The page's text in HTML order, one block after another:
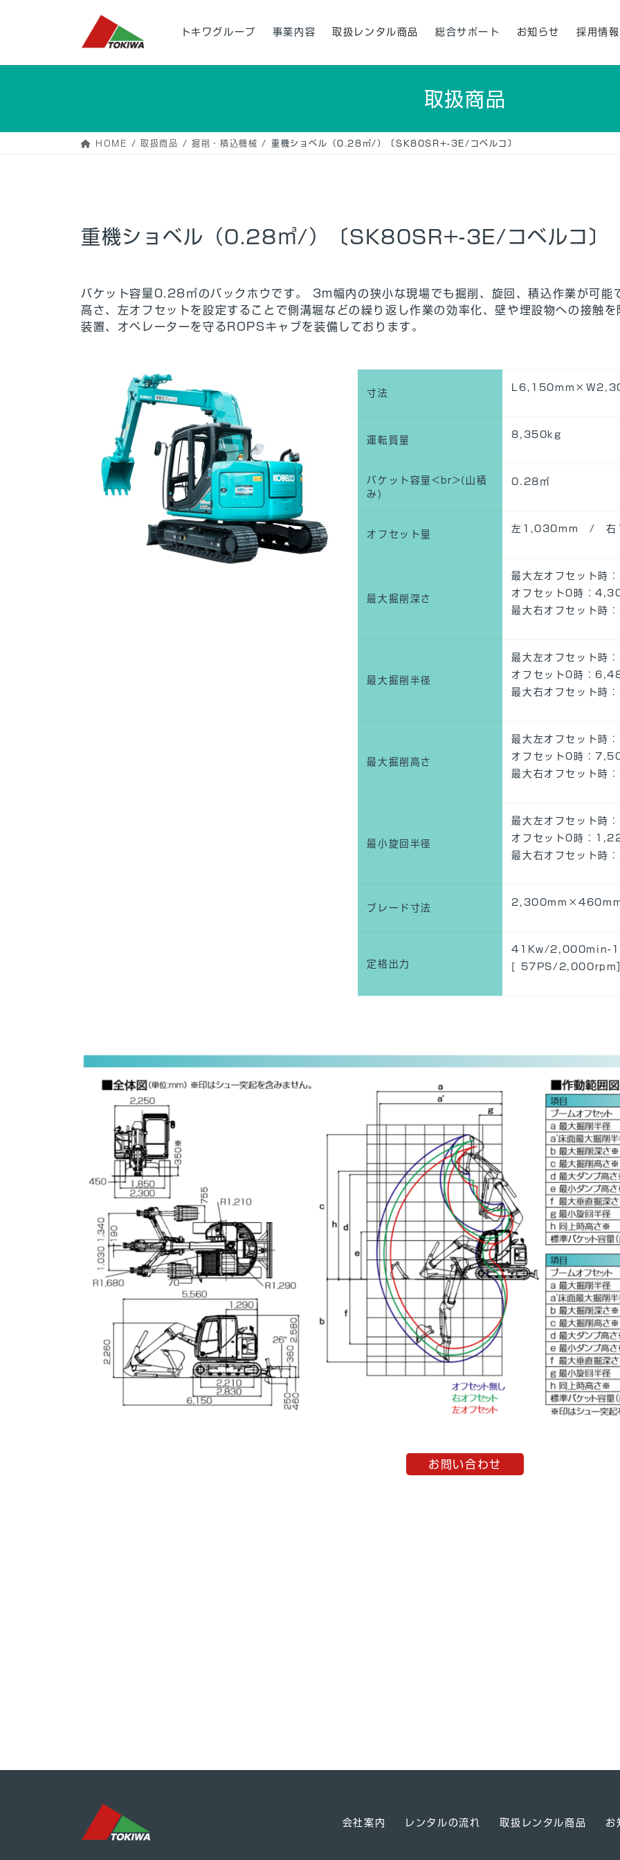
トキワグループ 事業内容 取扱レンタル商品 総合サポート お知らせ 採用情報
取扱商品
HOME 取扱商品 掘削・積込機械 重機ショベル（0.28㎥/）〔SK80SR+-3E/コベルコ〕
重機ショベル（0.28㎥/）〔SK80SR+-3E/コベルコ〕
バケット容量0.28㎥のバックホウです。 3m幅内の狭小な現場でも掘削、旋回、積込作業が可能
高さ、左オフセットを設定することで側溝堀などの繰り返し作業の効率化、壁や埋設物への接触
装置、オペレーターを守るROPSキャブを装備しております。
寸法
運転質量
8,350kg
バケット容量<br>(山積
み)
0.28㎥
オフセット量
左1,030mm / 右
最大掘削深さ
最大左オフセット時
オフセット0時：
最大右オフセット時
最大掘削半径
最大左オフセット時
オフセット0時：
最大右オフセット時
最大掘削高さ
最大左オフセット時
オフセット0時：
最大右オフセット時
最小旋回半径
最大左オフセット時
オフセット0時：
最大右オフセット時
ブレード寸法
定格出力
41Kw/2,000min-1
[ 57PS/2,000rpm
お問い合わせ
会社案内 レンタルの流れ 取扱レンタル商品 お